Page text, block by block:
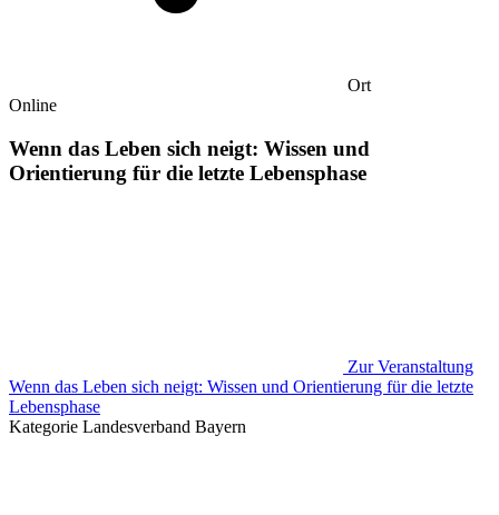
Ort
Online
Wenn das Leben sich neigt: Wissen und
Orientierung für die letzte Lebensphase
Zur Veranstaltung
Wenn das Leben sich neigt: Wissen und Orientierung für die letzte
Lebensphase
Kategorie Landesverband Bayern